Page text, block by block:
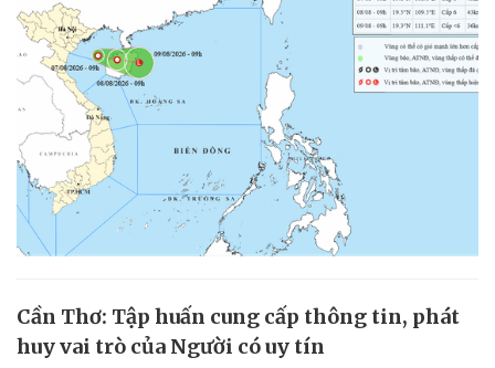
Cần Thơ: Tập huấn cung cấp thông tin, phát
huy vai trò của Người có uy tín